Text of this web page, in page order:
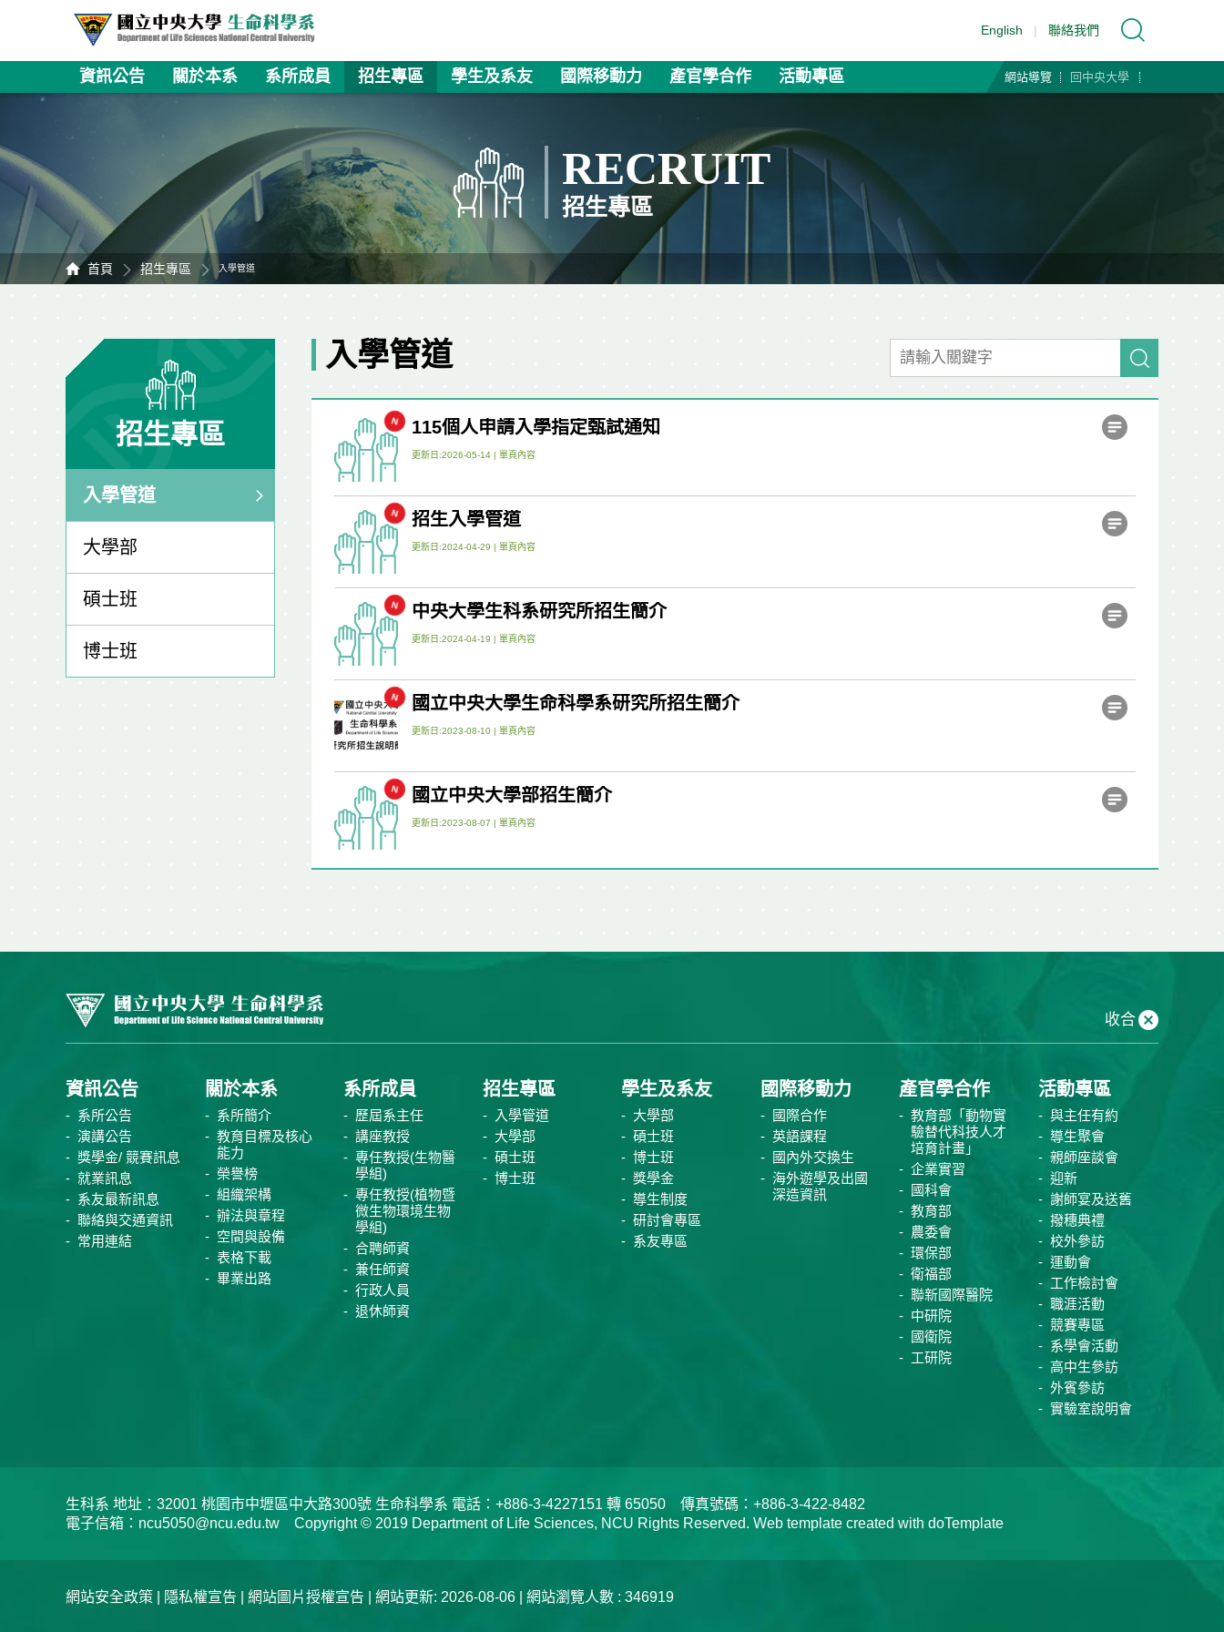
English | 聯絡我們
資訊公告 關於本系 系所成員 招生專區 學生及系友 國際移動力 產官學合作 活動專區 網站導覽 回中央大學
RECRUIT
招生專區
首頁 招生專區 入學管道
招生專區
入學管道
大學部
碩士班
博士班
入學管道
115個人申請入學指定甄試通知
更新日:2026-05-14 | 單頁內容
招生入學管道
更新日:2024-04-29 | 單頁內容
中央大學生科系研究所招生簡介
更新日:2024-04-19 | 單頁內容
國立中央大學生命科學系研究所招生簡介
更新日:2023-08-10 | 單頁內容
國立中央大學部招生簡介
更新日:2023-08-07 | 單頁內容
收合
資訊公告
系所公告
演講公告
獎學金/ 競賽訊息
就業訊息
系友最新訊息
聯絡與交通資訊
常用連結
關於本系
系所簡介
教育目標及核心
能力
榮譽榜
組織架構
辦法與章程
空間與設備
表格下載
畢業出路
系所成員
歷屆系主任
講座教授
專任教授(生物醫
學組)
專任教授(植物暨
微生物環境生物
學組)
合聘師資
兼任師資
行政人員
退休師資
招生專區
入學管道
大學部
碩士班
博士班
學生及系友
大學部
碩士班
博士班
獎學金
導生制度
研討會專區
系友專區
國際移動力
國際合作
英語課程
國內外交換生
海外遊學及出國
深造資訊
產官學合作
教育部「動物實
驗替代科技人才
培育計畫」
企業實習
國科會
教育部
農委會
環保部
衛福部
聯新國際醫院
中研院
國衛院
工研院
活動專區
與主任有約
導生聚會
親師座談會
迎新
謝師宴及送舊
撥穗典禮
校外參訪
運動會
工作檢討會
職涯活動
競賽專區
系學會活動
高中生參訪
外賓參訪
實驗室說明會
生科系 地址：32001 桃園市中壢區中大路300號 生命科學系 電話：+886-3-4227151 轉 65050 傳真號碼：+886-3-422-8482
電子信箱：ncu5050@ncu.edu.tw Copyright © 2019 Department of Life Sciences, NCU Rights Reserved. Web template created with doTemplate
網站安全政策 隱私權宣告 網站圖片授權宣告 | 網站更新: 2026-08-06 | 網站瀏覽人數 : 346919